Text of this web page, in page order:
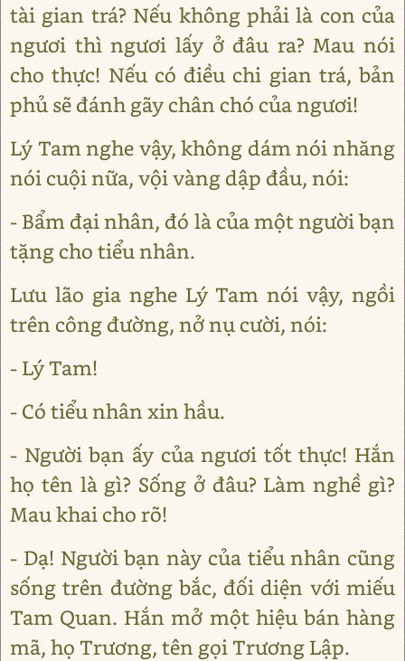
tài gian trá? Nếu không phải là con của
ngươi thì ngươi lấy ở đâu ra? Mau nói
cho thực! Nếu có điều chi gian trá, bản
phủ sẽ đánh gãy chân chó của ngươi!
Lý Tam nghe vậy, không dám nói nhăng
nói cuội nữa, vội vàng dập đầu, nói:
- Bẩm đại nhân, đó là của một người bạn
tặng cho tiểu nhân.
Lưu lão gia nghe Lý Tam nói vậy, ngồi
trên công đường, nở nụ cười, nói:
- Lý Tam!
- Có tiểu nhân xin hầu.
- Người bạn ấy của ngươi tốt thực! Hắn
họ tên là gì? Sống ở đâu? Làm nghề gì?
Mau khai cho rõ!
- Dạ! Người bạn này của tiểu nhân cũng
sống trên đường bắc, đối diện với miếu
Tam Quan. Hắn mở một hiệu bán hàng
mã, họ Trương, tên gọi Trương Lập.